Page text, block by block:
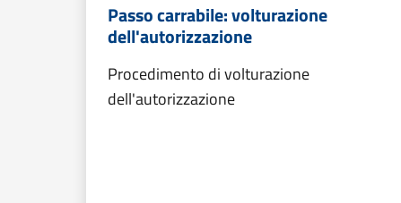
Passo carrabile: volturazione
dell'autorizzazione
Procedimento di volturazione
dell'autorizzazione